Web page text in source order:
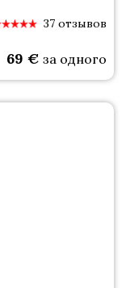
37 отзывов
69 € за одного